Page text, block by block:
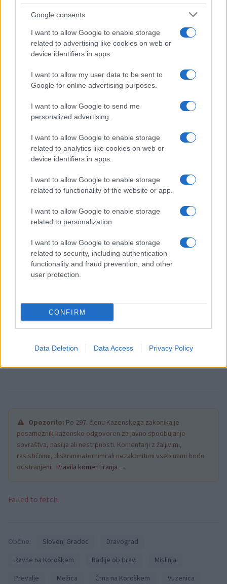
Google consents
I want to allow Google to enable storage
related to advertising like cookies on web or
device identifiers in apps.
I want to allow my user data to be sent to
Google for online advertising purposes.
I want to allow Google to send me
personalized advertising.
I want to allow Google to enable storage
related to analytics like cookies on web or
device identifiers in apps.
I want to allow Google to enable storage
related to functionality of the website or app.
I want to allow Google to enable storage
related to personalization.
I want to allow Google to enable storage
related to security, including authentication
functionality and fraud prevention, and other
user protection.
CONFIRM
Data Deletion Data Access Privacy Policy
odlično 4. mesto, nato pa izkušnje nabirali še med člani,
kjer so turnir zaključili na 12. mestu. Zaradi poškodbe
enega od igralcev se jim je na zadnji tekmi pridružil tudi
trener in članski igralec Nejc Trup.
»Kljub slabemu začetku smo hitro ujeli ritem in se z
borbeno igro prebili do polfinala. Za medaljo nam je
zmanjkalo nekaj natančnosti pri metu. Za prvi nastop v
kategoriji U21 smo zadovoljni, saj smo pokazali
napredek in nabrali veliko pomembnih izkušenj za
je vtise po turnirju strnilNik Geč
Koroški košarkarji tako nadaljujejo uspešno sezono
doma in v tujini ter potrjujejo, da regionalno
mlajših kategorij do reprezentančnih nastopov.
Opozorilo: Po 297. členu Kazenskega zakonika je
posameznik kazensko odgovoren za javno spodbujanje
sovraštva, nasilja ali nestrpnosti. Komentarji z žaljivimi,
rasističnimi, diskriminatornimi ali nezakonitimi vsebinami bodo
odstranjeni. Pravila komentiranja →
Failed to fetch
Občine: Slovenj Gradec
Dravograd
Ravne na Koroškem
Radlje ob Dravi
Mislinja
Prevalje
Mežica Črna na Koroškem Vuzenica